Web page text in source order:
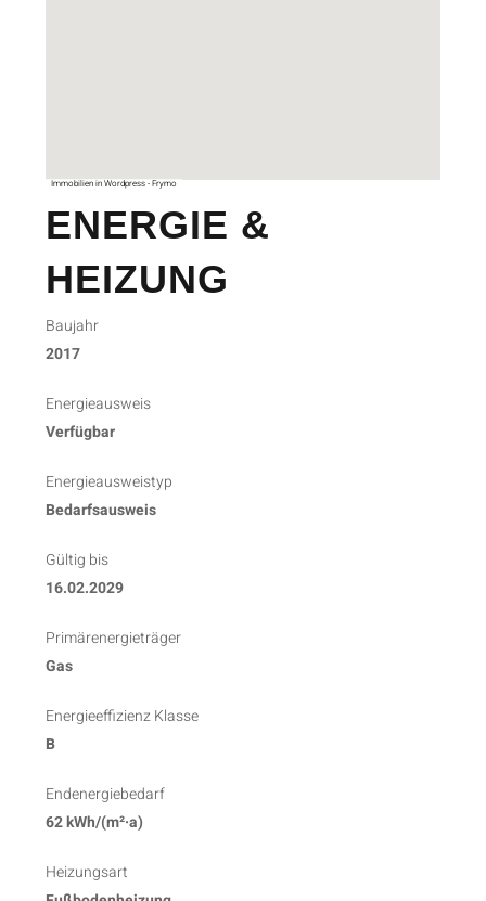
Immobilien in Wordpress - Frymo
ENERGIE &
HEIZUNG
Baujahr
2017
Energieausweis
Verfügbar
Energie­ausweistyp
Bedarfsausweis
Gültig bis
16.02.2029
Primärenergieträger
Gas
Energieeffizienz Klasse
B
Endenergiebedarf
62 kWh/(m²·a)
Heizungsart